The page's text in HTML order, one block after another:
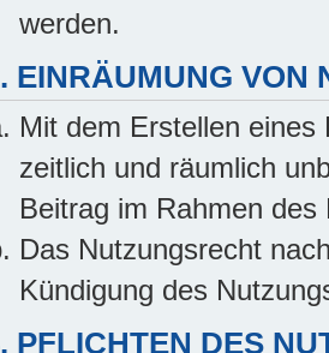
werden.
EINRÄUMUNG VON
Mit dem Erstellen
zeitlich und räumlich
Beitrag im Rahmen
Das Nutzungsrecht
Kündigung des
PFLICHTEN DES